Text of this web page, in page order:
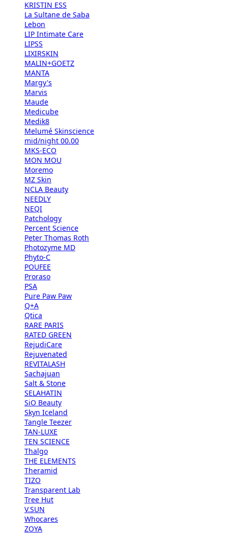
KRISTIN ESS
La Sultane de Saba
Lebon
LIP Intimate Care
LIPSS
LIXIRSKIN
MALIN+GOETZ
MANTA
Margy's
Marvis
Maude
Medicube
Medik8
Melumé Skinscience
mid/night 00.00
MKS-ECO
MON MOU
Moremo
MZ Skin
NCLA Beauty
NEEDLY
NEQI
Patchology
Percent Science
Peter Thomas Roth
Photozyme MD
Phyto-C
POUFEE
Proraso
PSA
Pure Paw Paw
Q+A
Qtica
RARE PARIS
RATED GREEN
RejudiCare
Rejuvenated
REVITALASH
Sachajuan
Salt & Stone
SELAHATIN
SiO Beauty
Skyn Iceland
Tangle Teezer
TAN-LUXE
TEN SCIENCE
Thalgo
THE ELEMENTS
Theramid
TIZO
Transparent Lab
Tree Hut
V.SUN
Whocares
ZOYA